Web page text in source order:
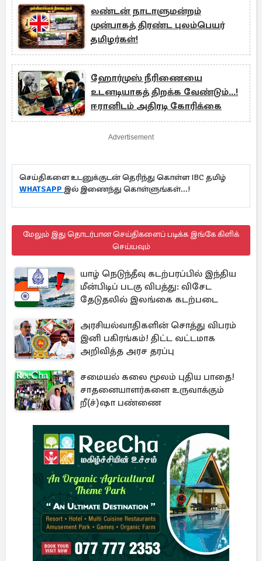
லண்டன் நாடாளுமன்றம்
முன்பாகத் திரண்ட புலம்பெயர்
தமிழர்கள்!
ஹோர்முஸ் நீரிணையை
உடனடியாகத் திறக்க வேண்டும்...!
ஈரானிடம் அதிரடி கோரிக்கை
Advertisement
செய்திகளை உடனுக்குடன் தெரிந்து கொள்ள IBC தமிழ்
WHATSAPP இல் இணைந்து கொள்ளுங்கள்...!
மேலும் இது தொடர்பான செய்திகளைப் படிக்க இங்கே கிளிக்
செய்யவும்
யாழ் நெடுந்தீவு கடற்பரப்பில் இந்திய
மீன்பிடிப் படகு விபத்து: விசேட
தேடுதலில் இலங்கை கடற்படை
அரசியல்வாதிகளின் சொத்து விபரம்
இனி பகிரங்கம்! திட்ட வட்டமாக
அறிவித்த அரச தரப்பு
சமையல் கலை மூலம் புதிய பாதை!
சாதனையாளர்களை உருவாக்கும்
றீ(ச்)ஷா பண்ணை